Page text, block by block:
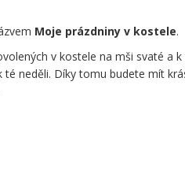
Moje prázdniny v kostele.
v kostele na mši svaté a
té neděli. Díky tomu budete mít